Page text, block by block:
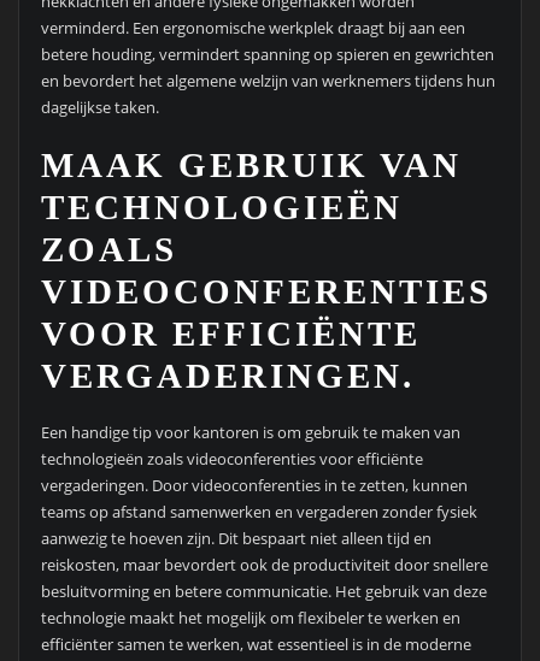
verminderd. Een ergonomische werkplek draagt bij aan een
betere houding, vermindert spanning op spieren en gewrichten
en bevordert het algemene welzijn van werknemers tijdens hun
dagelijkse taken.
MAAK GEBRUIK VAN
TECHNOLOGIEËN
ZOALS
VIDEOCONFERENTIES
VOOR EFFICIËNTE
VERGADERINGEN.
Een handige tip voor kantoren is om gebruik te maken van
technologieën zoals videoconferenties voor efficiënte
vergaderingen. Door videoconferenties in te zetten, kunnen
teams op afstand samenwerken en vergaderen zonder fysiek
aanwezig te hoeven zijn. Dit bespaart niet alleen tijd en
reiskosten, maar bevordert ook de productiviteit door snellere
besluitvorming en betere communicatie. Het gebruik van deze
technologie maakt het mogelijk om flexibeler te werken en
efficiënter samen te werken, wat essentieel is in de moderne